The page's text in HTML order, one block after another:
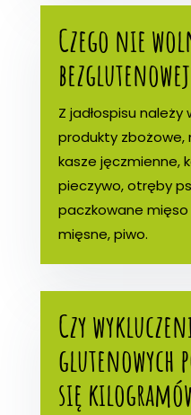
Czego nie
Z jadłospisu należy
produkty zbożowe,
kasze jęczmienne,
pieczywo, otręby
paczkowane
mięsne, piwo.
Czy
glutenowych
się